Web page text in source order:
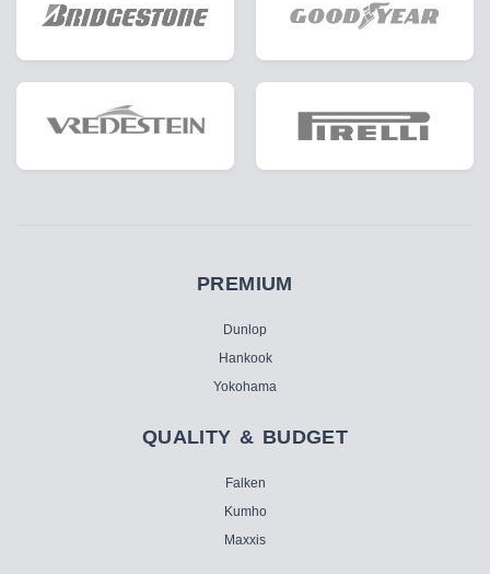
PREMIUM
Dunlop
Hankook
Yokohama
QUALITY & BUDGET
Falken
Kumho
Maxxis